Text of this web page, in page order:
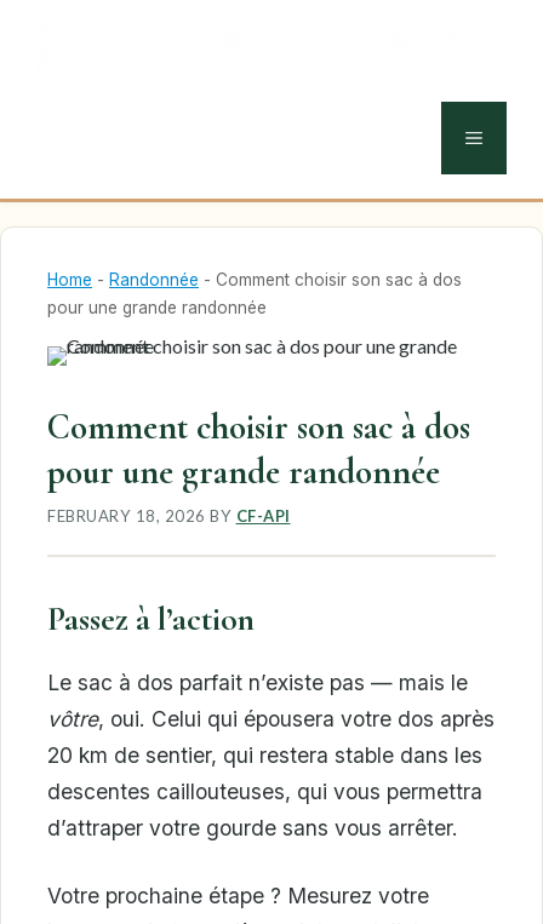
MENU
Home - Randonnée - Comment choisir son sac à dos
pour une grande randonnée
Comment choisir son sac à dos
pour une grande randonnée
FEBRUARY 18, 2026 BY CF-API
Passez à l’action
Le sac à dos parfait n’existe pas — mais le
vôtre, oui. Celui qui épousera votre dos après
20 km de sentier, qui restera stable dans les
descentes caillouteuses, qui vous permettra
d’attraper votre gourde sans vous arrêter.
Votre prochaine étape ? Mesurez votre